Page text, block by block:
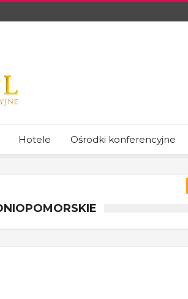
Hotele Ośrodki konferencyjne